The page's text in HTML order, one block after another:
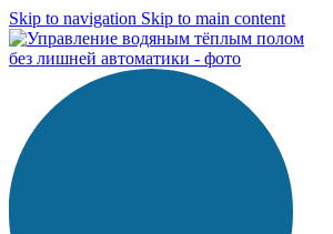
Skip to navigation Skip to main content